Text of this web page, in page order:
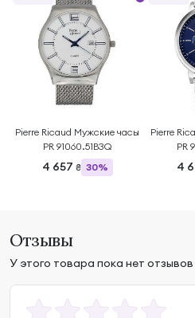
Pierre Ricaud Мужские часы
PR 91060.51B3Q
4 657 ₴ 30%
Pierre
PR
4
Отзывы
У этого товара пока нет отзывов